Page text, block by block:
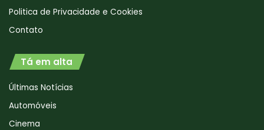
Politica de Privacidade e Cookies
Contato
Tá em alta
Últimas Notícias
Automóveis
Cinema